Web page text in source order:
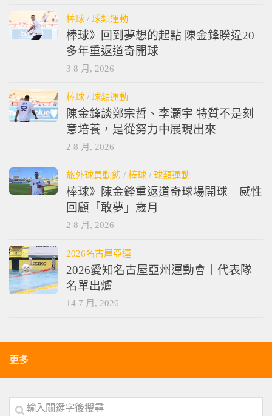
棒球 / 球類運動
棒球》回到夢想的起點 陳金鋒睽違20
多年重返道奇開球
3 8 月, 2026
棒球 / 球類運動
陳金鋒談鄭宗哲、李灝宇 特質不是刻
意培養，是從努力中展現出來
2 8 月, 2026
旅外球員動態 / 棒球 / 球類運動
棒球》陳金鋒重返道奇球場開球 感性
回顧「敢夢」歲月
2 8 月, 2026
2026名古屋亞運
2026愛知名古屋亞州運動會｜代表隊
名單出爐
14 7 月, 2026
更多